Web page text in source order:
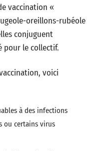
vaccination «
oreillons-rubéole
conjuguent
pour le collectif.
voici
à des infections
ou certains virus